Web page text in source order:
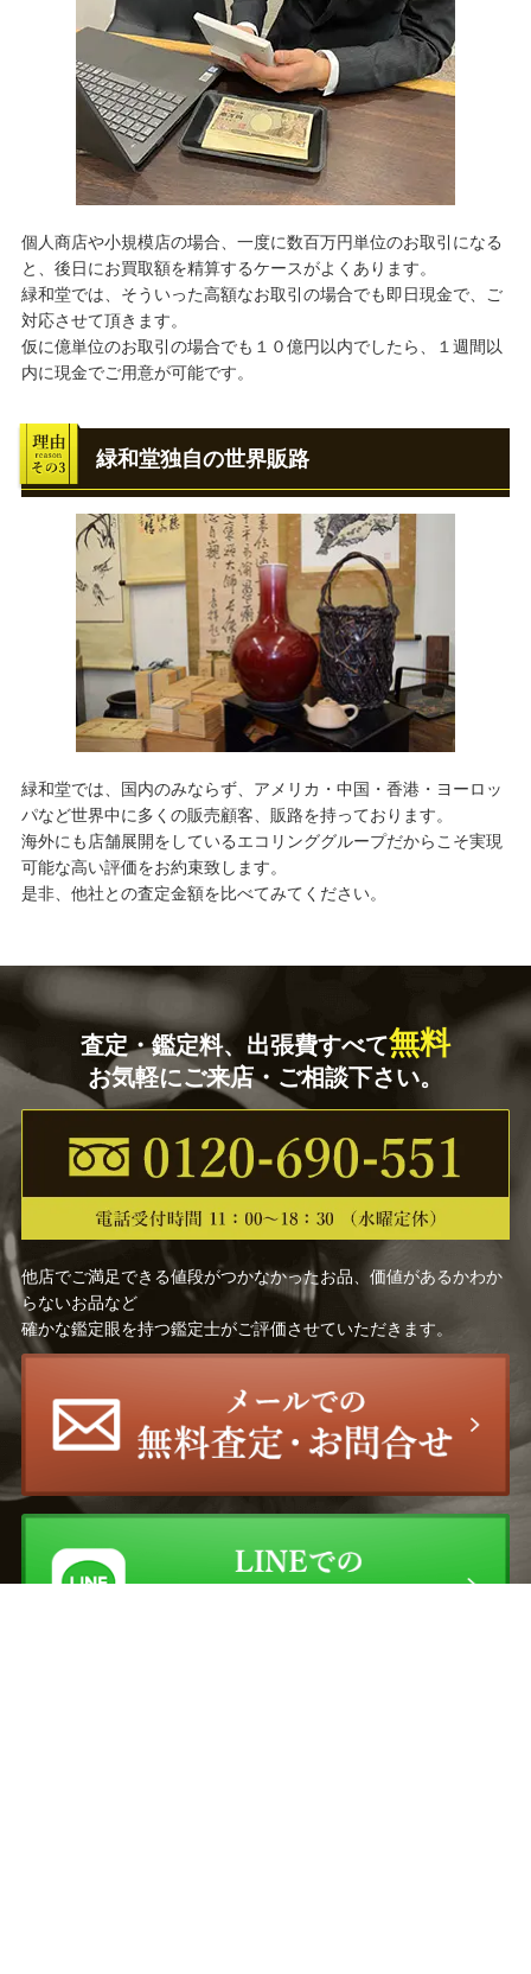
個人商店や小規模店の場合、一度に数百万円単位のお取引になる
と、後日にお買取額を精算するケースがよくあります。
緑和堂では、そういった高額なお取引の場合でも即日現金で、ご
対応させて頂きます。
仮に億単位のお取引の場合でも１０億円以内でしたら、１週間以
内に現金でご用意が可能です。
緑和堂独自の世界販路
緑和堂では、国内のみならず、アメリカ・中国・香港・ヨーロッ
パなど世界中に多くの販売顧客、販路を持っております。
海外にも店舗展開をしているエコリンググループだからこそ実現
可能な高い評価をお約束致します。
是非、他社との査定金額を比べてみてください。
査定・鑑定料、出張費すべて無料
お気軽にご来店・ご相談下さい。
他店でご満足できる値段がつかなかったお品、価値があるかわか
らないお品など
確かな鑑定眼を持つ鑑定士がご評価させていただきます。